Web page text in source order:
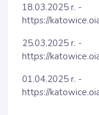
18.03.2025 r. -
https://
25.03.2025 r. -
https://
01.04.2025 r. -
https://